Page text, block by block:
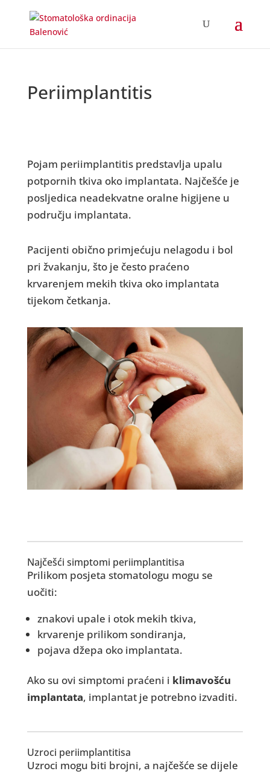
Periimplantitis
Pojam periimplantitis predstavlja upalu
potpornih tkiva oko implantata. Najčešće je
posljedica neadekvatne oralne higijene u
području implantata.
Pacijenti obično primjećuju nelagodu i bol
pri žvakanju, što je često praćeno
krvarenjem mekih tkiva oko implantata
tijekom četkanja.
Najčešći simptomi periimplantitisa
Prilikom posjeta stomatologu mogu se
uočiti:
znakovi upale i otok mekih tkiva,
krvarenje prilikom sondiranja,
pojava džepa oko implantata.
Ako su ovi simptomi praćeni i klimavošću
implantata, implantat je potrebno izvaditi.
Uzroci periimplantitisa
Uzroci mogu biti brojni, a najčešće se dijele